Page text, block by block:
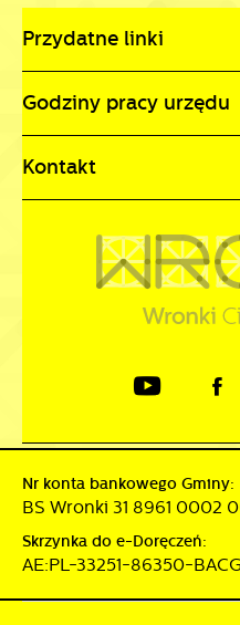
Przydatne linki
Godziny pracy urzędu
Kontakt
Nr konta bankowego Gminy:
BS Wronki 31 8961
Skrzynka do e-Doręczeń:
AE:PL-33251-86350-